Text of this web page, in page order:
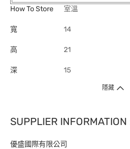
How To Store
室溫
寬 14
高 21
深 15
隱藏
SUPPLIER
優盛國際有限公司